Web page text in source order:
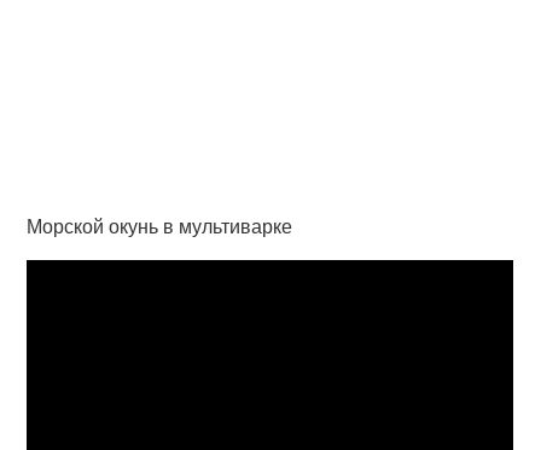
Морской окунь в мультиварке